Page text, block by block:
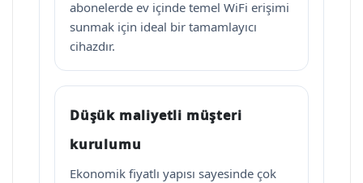
abonelerde ev içinde temel WiFi erişimi
sunmak için ideal bir tamamlayıcı
cihazdır.
Düşük maliyetli müşteri
kurulumu
Ekonomik fiyatlı yapısı sayesinde çok